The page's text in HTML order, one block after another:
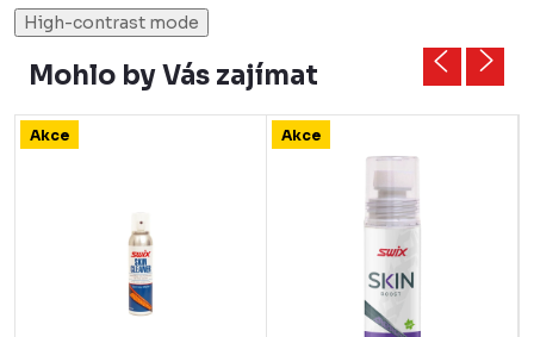
High-contrast mode
Mohlo by Vás zajímat
Akce Akce